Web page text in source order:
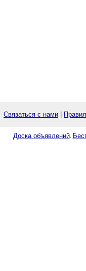
Связаться с нами
Доска объявлений.